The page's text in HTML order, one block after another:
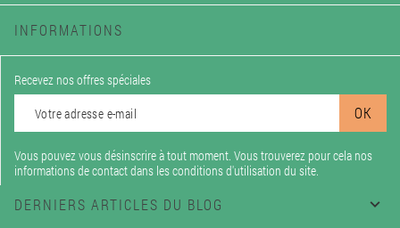
INFORMATIONS
Recevez nos offres spéciales
Vous pouvez vous désinscrire à tout moment. Vous trouverez pour cela nos
informations de contact dans les conditions d'utilisation du site.
DERNIERS ARTICLES DU BLOG 